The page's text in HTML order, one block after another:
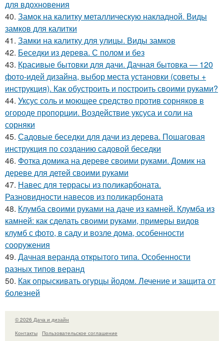
для вдохновения
40. Замок на калитку металлическую накладной. Виды
замков для калитки
41. Замки на калитку для улицы. Виды замков
42. Беседки из дерева. С полом и без
43. Красивые бытовки для дачи. Дачная бытовка — 120
фото-идей дизайна, выбор места установки (советы +
инструкция). Как обустроить и построить своими руками?
44. Уксус соль и моющее средство против сорняков в
огороде пропорции. Воздействие уксуса и соли на
сорняки
45. Садовые беседки для дачи из дерева. Пошаговая
инструкция по созданию садовой беседки
46. Фотка домика на дереве своими руками. Домик на
дереве для детей своими руками
47. Навес для террасы из поликарбоната.
Разновидности навесов из поликарбоната
48. Клумба своими руками на даче из камней. Клумба из
камней: как сделать своими руками, примеры видов
клумб с фото, в саду и возле дома, особенности
сооружения
49. Дачная веранда открытого типа. Особенности
разных типов веранд
50. Как опрыскивать огурцы йодом. Лечение и защита от
болезней
© 2026 Дача и дизайн
Контакты
Пользовательское соглашение